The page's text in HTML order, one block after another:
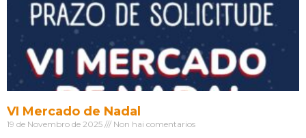
VI Mercado de Nadal
19 de Novembro de 2025 Non hai comentarios